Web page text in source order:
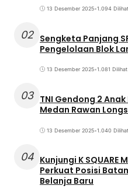
13 Desember 2025•1.094 Dilihat
02 Sengketa Panjang
Pengelolaan Blok
13 Desember 2025•1.081 Dilihat
03 TNI Gendong 2
Medan Rawan
13 Desember 2025•1.040 Dilihat
04 Kunjungi K SQUARE
Perkuat Posisi
Belanja Baru